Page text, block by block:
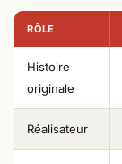
RÔLE
Histoire
originale
Réalisateur